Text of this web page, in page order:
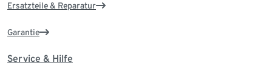
Ersatzteile & Reparatur
Garantie
Service & Hilfe